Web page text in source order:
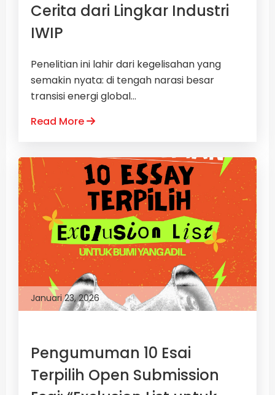
Cerita dari Lingkar Industri
IWIP
Penelitian ini lahir dari kegelisahan yang
semakin nyata: di tengah narasi besar
transisi energi global...
Read More
Januari 23, 2026
Pengumuman 10 Esai
Terpilih Open Submission